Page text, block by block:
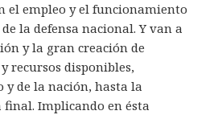
el empleo y el funcionamiento
la defensa nacional. Y van a
y la gran creación de
recursos disponibles,
y de la nación, hasta la
Implicando en ésta